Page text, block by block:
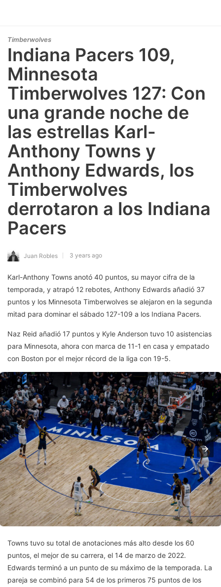
Timberwolves
Indiana Pacers 109,
Minnesota
Timberwolves 127: Con
una grande noche de
las estrellas Karl-
Anthony Towns y
Anthony Edwards, los
Timberwolves
derrotaron a los Indiana
Pacers
Juan Robles 3 years ago
Karl-Anthony Towns anotó 40 puntos, su mayor cifra de la
temporada, y atrapó 12 rebotes, Anthony Edwards añadió 37
puntos y los Minnesota Timberwolves se alejaron en la segunda
mitad para dominar el sábado 127-109 a los Indiana Pacers.
Naz Reid añadió 17 puntos y Kyle Anderson tuvo 10 asistencias
para Minnesota, ahora con marca de 11-1 en casa y empatado
con Boston por el mejor récord de la liga con 19-5.
Towns tuvo su total de anotaciones más alto desde los 60
puntos, el mejor de su carrera, el 14 de marzo de 2022.
Edwards terminó a un punto de su máximo de la temporada. La
pareja se combinó para 54 de los primeros 75 puntos de los